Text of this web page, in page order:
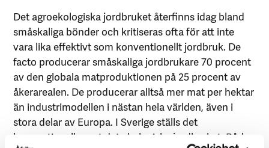
Det agroekologiska jordbruket återfinns idag bland
småskaliga bönder och kritiseras ofta för att inte
vara lika effektivt som konventionellt jordbruk. De
facto producerar småskaliga jordbrukare 70 procent
av den globala matproduktionen på 25 procent av
åkerarealen. De producerar alltså mer mat per hektar
än industrimodellen i nästan hela världen, även i
stora delar av Europa. I Sverige ställs det
konventionella mot det ekologiska jordbruket. Båda